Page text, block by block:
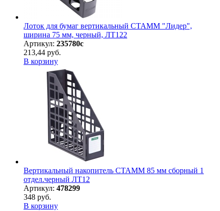
Лоток для бумаг вертикальный СТАММ "Лидер",
ширина 75 мм, черный, ЛТ122
Артикул: 235780с
213,44 руб.
В корзину
Вертикальный накопитель СТАММ 85 мм сборный 1
отдел.черный ЛТ12
Артикул: 478299
348 руб.
В корзину